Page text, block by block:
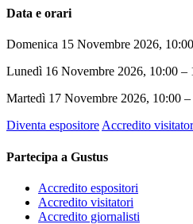
Data e orari
Domenica 15 Novembre 2026,
Lunedì 16 Novembre 2026, 10:00 –
Martedì 17 Novembre 2026, 10:00
Diventa espositoreAccredito
Partecipa a Gustus
Accredito espositori
Accredito visitatori
Accredito giornalisti